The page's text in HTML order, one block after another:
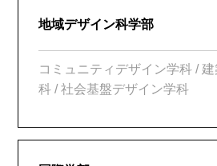
地域デザイン科学部
コミュニティデザイン学科 /
科 / 社会基盤デザイン学科